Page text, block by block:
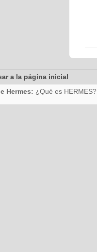
a la página inicial
Hermes: ¿Qué es HERMES?